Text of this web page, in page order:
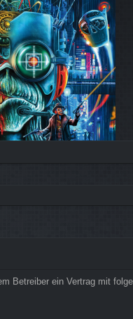
Betreiber ein Vertrag mit